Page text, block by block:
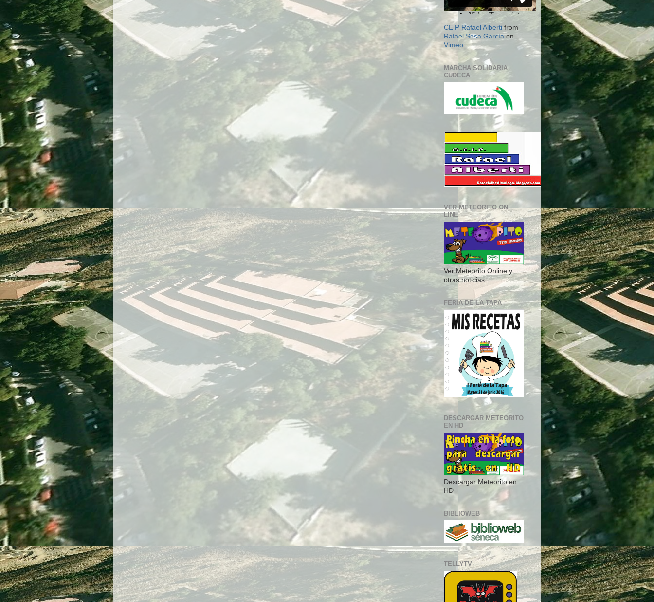
CEIP Rafael Albertifrom
Rafael Sosa Garcíaon
Vimeo
MARCHA SOLIDARIA
CUDECA
VER METEORITO ON
LINE
Ver Meteorito Online y
otras noticias
FERIA DE LA TAPA
DESCARGAR METEORITO
EN HD
Descargar Meteorito en
HD
BIBLIOWEB
TELLYTV